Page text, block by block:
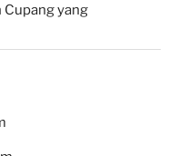
Cupang yang